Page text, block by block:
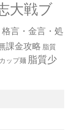
大戦ブ
言・金言・処
課金攻略 脂質
ップ麺 脂質少